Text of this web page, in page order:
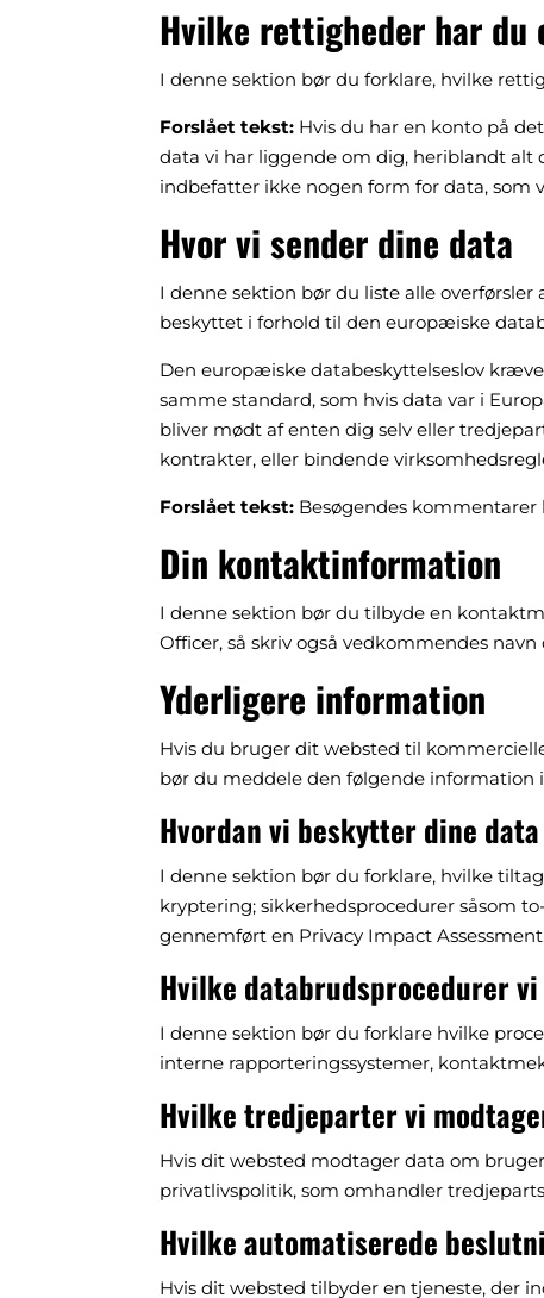
Hvilke rettigheder har du
I denne sektion bør du forklare, hvilke
Forslået tekst: Hvis du har en konto på
data vi har liggende om dig, heriblandt alt
indbefatter ikke nogen form for data,
Hvor vi sender dine data
I denne sektion bør du liste alle
beskyttet i forhold til den europæiske
Den europæiske databeskyttelseslov
samme standard, som hvis data var i
bliver mødt af enten dig selv eller
kontrakter, eller bindende
Forslået tekst: Besøgendes
Din kontaktinformation
I denne sektion bør du tilbyde en
Officer, så skriv også vedkommendes
Yderligere information
Hvis du bruger dit websted til
bør du meddele den følgende
Hvordan vi beskytter dine data
I denne sektion bør du forklare, hvilke
kryptering; sikkerhedsprocedurer såsom
gennemført en Privacy Impact
Hvilke databrudsprocedurer
I denne sektion bør du forklare hvilke
interne rapporteringssystemer,
Hvilke tredjeparter vi
Hvis dit websted modtager data om
privatlivspolitik, som omhandler
Hvilke automatiserede
Hvis dit websted tilbyder en tjeneste, der